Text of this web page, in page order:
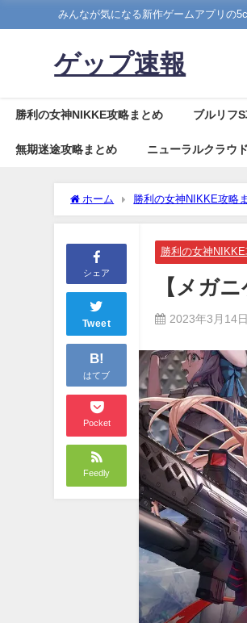
みんなが気になる新作ゲームアプリの
ゲップ速報
勝利の女神NIKKE攻略まとめ ブルリフ
無期迷途攻略まとめ ニューラルクラウ
ホーム 勝利の女神NIKKE攻略
シェア
Tweet
B!
はてブ
Pocket
Feedly
勝利の女神
【メガ
2023年3月14日